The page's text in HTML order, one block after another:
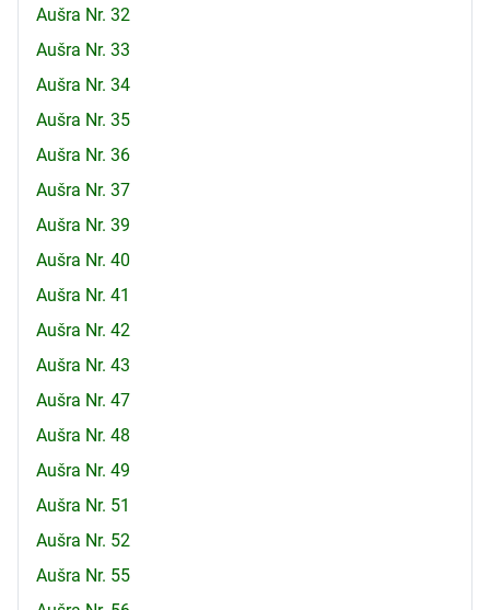
Aušra Nr. 32
Aušra Nr. 33
Aušra Nr. 34
Aušra Nr. 35
Aušra Nr. 36
Aušra Nr. 37
Aušra Nr. 39
Aušra Nr. 40
Aušra Nr. 41
Aušra Nr. 42
Aušra Nr. 43
Aušra Nr. 47
Aušra Nr. 48
Aušra Nr. 49
Aušra Nr. 51
Aušra Nr. 52
Aušra Nr. 55